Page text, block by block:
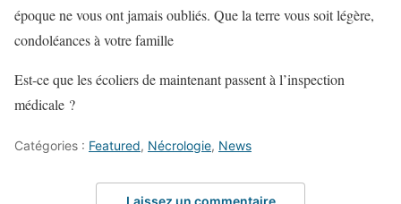
époque ne vous ont jamais oubliés. Que la terre vous soit légère,
condoléances à votre famille
Est-ce que les écoliers de maintenant passent à l’inspection
médicale ?
Catégories : Featured, Nécrologie, News